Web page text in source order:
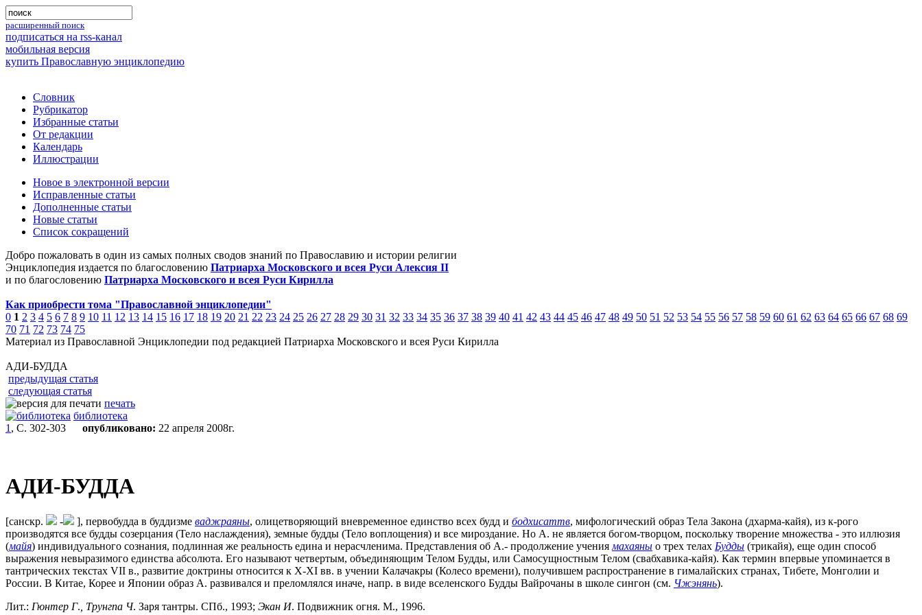
расширенный поиск
подписаться на rss-канал
мобильная версия
купить Православную энциклопедию
Словник
Рубрикатор
Избранные статьи
От редакции
Календарь
Иллюстрации
Новое в электронной версии
Исправленные статьи
Дополненные статьи
Новые статьи
Список сокращений
Добро пожаловать в один из самых полных сводов знаний по Православию и истории религии
Энциклопедия издается по благословению Патриарха Московского и всея Руси Алексия II
и по благословению Патриарха Московского и всея Руси Кирилла
Как приобрести тома "Православной энциклопедии"
0 1 2 3 4 5 6 7 8 9 10 11 12 13 14 15 16 17 18 19 20 21 22 23 24 25 26 27 28 29 30 31 32 33 34 35 36 37 38 39 40 41 42 43 44 45 46 47 48 49 50 51 52 53 54 55 56 57 58 59 60 61 62 63 64 65 66 67 68 69
70 71 72 73 74 75
Материал из Православной Энциклопедии под редакцией Патриарха Московского и всея Руси Кирилла
АДИ-БУДДА
предыдущая статья
следующая статья
печать
библиотека
1 , С. 302-303 опубликовано: 22 апреля 2008г.
АДИ-БУДДА
[санскр. - ], первобудда в буддизме ваджраяны, олицетворяющий вневременное единство всех будд и бодхисаттв, мифологический образ Тела Закона (дхарма-кайя), из к-рого
производятся все будды созерцания (Тело наслаждения), земные будды (Тело воплощения) и все мироздание. Но А. не является богом-творцом, поскольку творение множества - это иллюзия
(майя) индивидуального сознания, подлинная же реальность едина и нерасчленима. Представления об А.- продолжение учения махаяны о трех телах Будды (трикайя), еще один способ
выражения невыразимого единства абсолюта. Его называют четвертым, объединяющим Телом Будды, или Самосущностным Телом (свабхавика-кайя). Как термин впервые упоминается в
тантрических текстах VII в., развитие доктрины относится к Х-XI вв. в учении Калачакры (Колесо времени), получившем распространение в гималайских странах, Тибете, Монголии и
России. В Китае, Корее и Японии образ А. развивался и преломлялся иначе, напр. в виде вселенского Будды Вайрочаны в школе сингон (см. Чжэнянь).
Лит.: Гюнтер Г. Трунгпа Ч. Заря тантры. СПб., 1993; Экан И. Подвижник огня. М., 1996.